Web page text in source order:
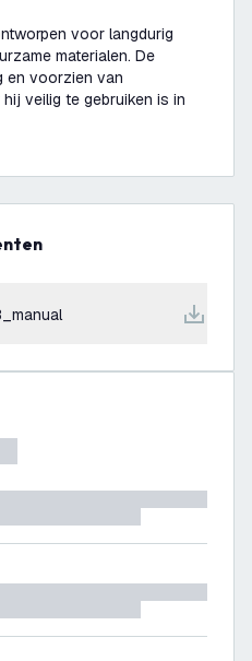
voor langdurig
materialen. De
en voorzien van
veilig te gebruiken is in